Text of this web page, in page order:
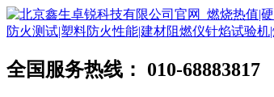
全国服务热线： 010-68883817